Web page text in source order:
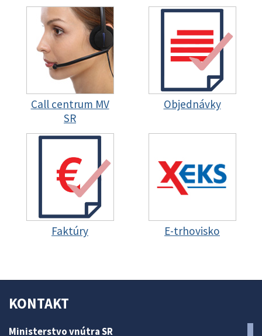
Call centrum MV
SR
Objednávky
Faktúry E-trhovisko
KONTAKT
Ministerstvo vnútra SR